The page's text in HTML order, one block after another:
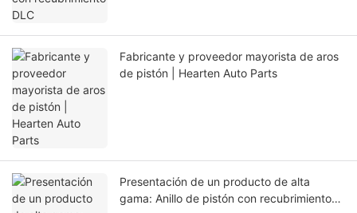
Fabricante y proveedor mayorista de aros
de pistón | Hearten Auto Parts
Presentación de un producto de alta
gama: Anillo de pistón con recubrimiento